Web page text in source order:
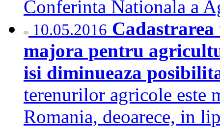
Conferinta Nationala a
10.05.2016
majora pentru
isi diminueaza
terenurilor agricole este
Romania, deoarece, in